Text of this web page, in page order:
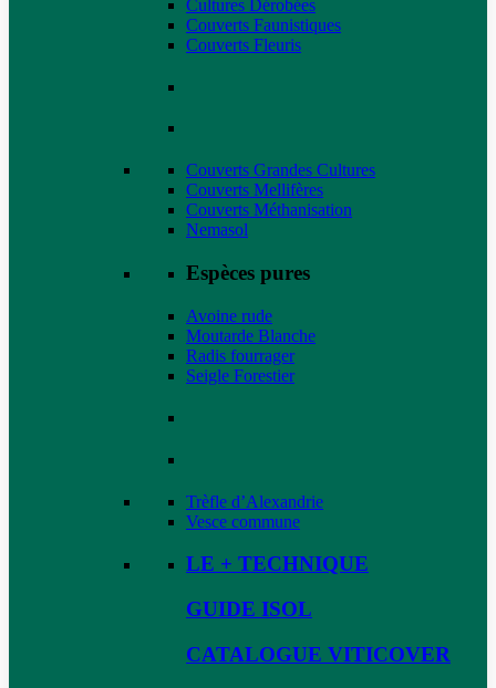
Cultures Dérobées
Couverts Faunistiques
Couverts Fleuris
Couverts Grandes Cultures
Couverts Mellifères
Couverts Méthanisation
Nemasol
Espèces pures
Avoine rude
Moutarde Blanche
Radis fourrager
Seigle Forestier
Trèfle d’Alexandrie
Vesce commune
LE + TECHNIQUE
GUIDE ISOL
CATALOGUE VITICOVER